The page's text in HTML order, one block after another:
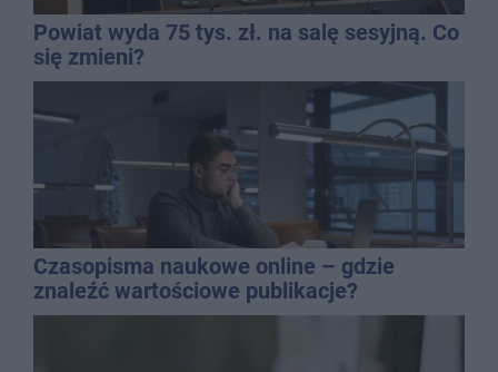
Powiat wyda 75 tys. zł. na salę sesyjną. Co
się zmieni?
Czasopisma naukowe online – gdzie
znaleźć wartościowe publikacje?